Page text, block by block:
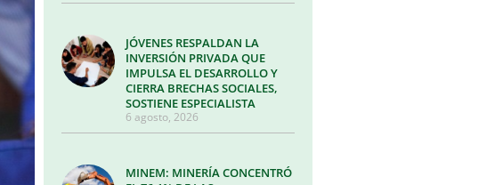
JÓVENES RESPALDAN LA
INVERSIÓN PRIVADA QUE
IMPULSA EL DESARROLLO Y
CIERRA BRECHAS SOCIALES,
SOSTIENE ESPECIALISTA
6 agosto, 2026
MINEM: MINERÍA CONCENTRÓ